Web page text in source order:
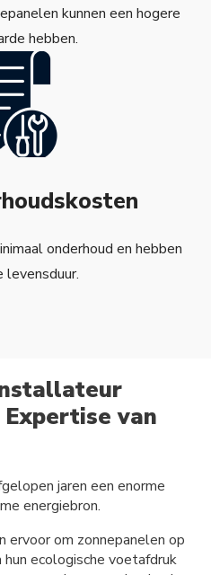
kunnen een hogere
hebben.
onderhoud en hebben
levensduur.
van
jaren een enorme
energiebron.
ervoor om zonnepanelen op
ecologische voetafdruk